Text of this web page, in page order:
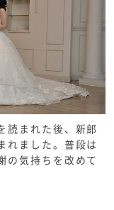
読まれた後、新郎
れました。普段は
の気持ちを改めて